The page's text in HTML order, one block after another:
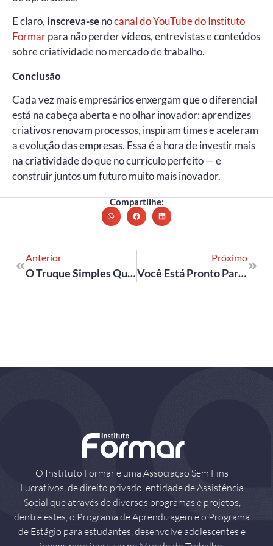
E claro, inscreva-senocanal do YouTube do Instituto
Formarpara não perder vídeos, entrevistas e conteúdos
sobre criatividade no mercado de trabalho.
Conclusão
Cada vez mais empresários enxergam que o diferencial
está na cabeça aberta e no olhar inovador: aprendizes
criativos renovam processos, inspiram times e aceleram
a evolução das empresas. Essa é a hora de investir mais
na criatividade do que no currículo perfeito — e
construir juntos um futuro muito mais inovador.
Compartilhe:
Anterior
O Truque Simples Que Faz Jovens Sem Experiência Virarem Os Favoritos Das Grandes Empresas
Próximo
Você Está Pronto Para A Profissão Do Futuro? Descubra A Habilidade Que Ninguém Está Ensinando Na Escola
O Instituto Formar é uma Associação Sem Fins
Lucrativos, de direito privado, entidade de Assistência
Social que através de diversos programas e projetos,
dentre estes, o Programa de Aprendizagem e o Programa
de Estágio para estudantes, desenvolve adolescentes e